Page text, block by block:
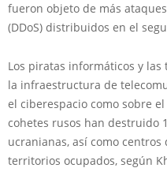
fueron objeto de más
(DDoS) distribuidos en el
Los piratas informáticos y
la infraestructura de
el ciberespacio como sobre
cohetes rusos han destruido
ucranianas, así como
territorios ocupados, según